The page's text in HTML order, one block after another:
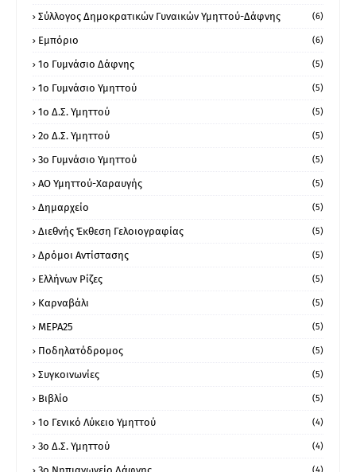
Σύλλογος Δημοκρατικών Γυναικών Υμηττού-Δάφνης (6)
Εμπόριο (6)
1ο Γυμνάσιο Δάφνης (5)
1ο Γυμνάσιο Υμηττού (5)
1ο Δ.Σ. Υμηττού (5)
2ο Δ.Σ. Υμηττού (5)
3ο Γυμνάσιο Υμηττού (5)
ΑΟ Υμηττού-Χαραυγής (5)
Δημαρχείο (5)
Διεθνής Έκθεση Γελοιογραφίας (5)
Δρόμοι Αντίστασης (5)
Ελλήνων Ρίζες (5)
Καρναβάλι (5)
ΜΕΡΑ25 (5)
Ποδηλατόδρομος (5)
Συγκοινωνίες (5)
Βιβλίο (5)
1ο Γενικό Λύκειο Υμηττού (4)
3ο Δ.Σ. Υμηττού (4)